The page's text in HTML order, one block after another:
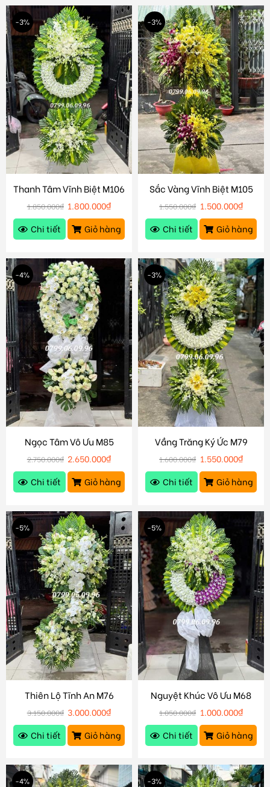
-3%
Thanh Tâm Vĩnh Biệt M106
1.850.000₫ 1.800.000₫
Chi tiết
Giỏ hàng
-3%
Sắc Vàng Vĩnh Biệt M105
1.550.000₫ 1.500.000₫
Chi tiết
Giỏ hàng
-4%
Ngọc Tâm Vô Ưu M85
2.750.000₫ 2.650.000₫
Chi tiết
Giỏ hàng
-3%
Vầng Trăng Ký Ức M79
1.600.000₫ 1.550.000₫
Chi tiết
Giỏ hàng
-5%
Thiên Lộ Tĩnh An M76
3.150.000₫ 3.000.000₫
Chi tiết
Giỏ hàng
-5%
Nguyệt Khúc Vô Ưu M68
1.050.000₫ 1.000.000₫
Chi tiết
Giỏ hàng
-4% -3%